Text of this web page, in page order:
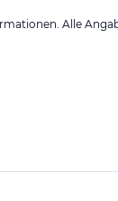
Alle